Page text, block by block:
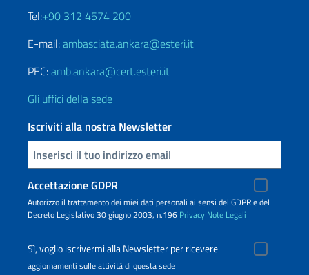
Tel:+90 312 4574 200
E-mail:ambasciata.ankara@esteri.it
PEC:amb.ankara@cert.esteri.it
Gli uffici della sede
Iscriviti alla nostra Newsletter
Inserisci la tua email
Accettazione GDPR
Autorizzo il trattamento dei miei dati personali ai sensi del GDPR e del
Decreto Legislativo 30 giugno 2003, n.196 Privacy Note Legali
Sì, voglio iscrivermi alla Newsletter per ricevere
aggiornamenti sulle attività di questa sede